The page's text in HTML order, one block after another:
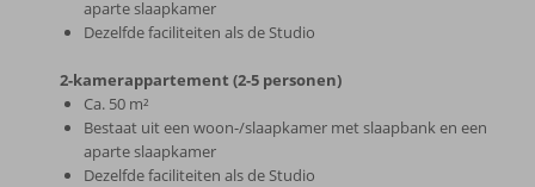
aparte slaapkamer
Dezelfde faciliteiten als de Studio
2-kamerappartement (2-5 personen)
Ca. 50 m²
Bestaat uit een woon-/slaapkamer met slaapbank en een
aparte slaapkamer
Dezelfde faciliteiten als de Studio